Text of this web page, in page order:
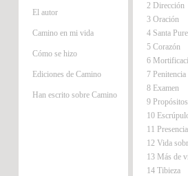
El autor
Camino en mi vida
Cómo se hizo
Ediciones de Camino
Han escrito sobre Camino
2 Dirección
3 Oración
4 Santa
5 Corazón
6
7 Penitencia
8 Examen
9 Propósitos
10
11
12 Vida
13 Más de
14 Tibieza